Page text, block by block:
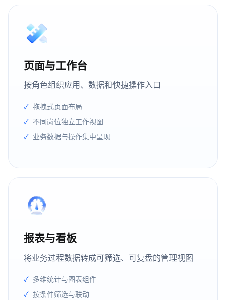
页面与工作台
按角色组织应用、数据和快捷操作入口
拖拽式页面布局
不同岗位独立工作视图
业务数据与操作集中呈现
报表与看板
将业务过程数据转成可筛选、可复盘的管理视图
多维统计与图表组件
按条件筛选与联动